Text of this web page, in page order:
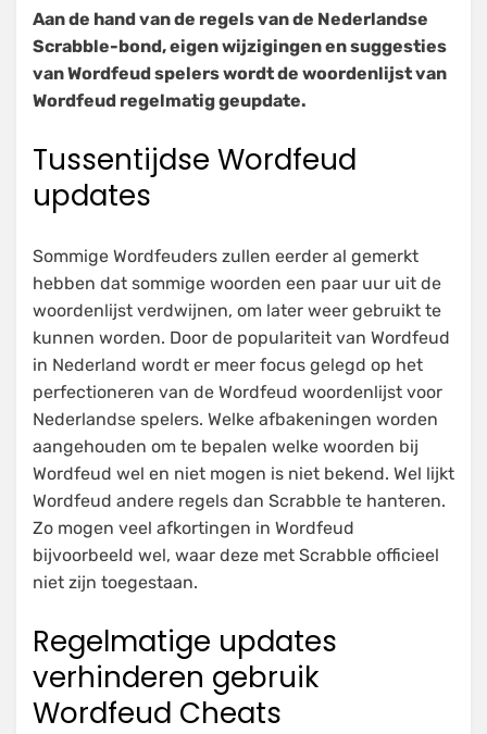
Aan de hand van de regels van de Nederlandse
Scrabble-bond, eigen wijzigingen en suggesties
van Wordfeud spelers wordt de woordenlijst van
Wordfeud regelmatig geupdate.
Tussentijdse Wordfeud
updates
Sommige Wordfeuders zullen eerder al gemerkt
hebben dat sommige woorden een paar uur uit de
woordenlijst verdwijnen, om later weer gebruikt te
kunnen worden. Door de populariteit van Wordfeud
in Nederland wordt er meer focus gelegd op het
perfectioneren van de Wordfeud woordenlijst voor
Nederlandse spelers. Welke afbakeningen worden
aangehouden om te bepalen welke woorden bij
Wordfeud wel en niet mogen is niet bekend. Wel lijkt
Wordfeud andere regels dan Scrabble te hanteren.
Zo mogen veel afkortingen in Wordfeud
bijvoorbeeld wel, waar deze met Scrabble officieel
niet zijn toegestaan.
Regelmatige updates
verhinderen gebruik
Wordfeud Cheats